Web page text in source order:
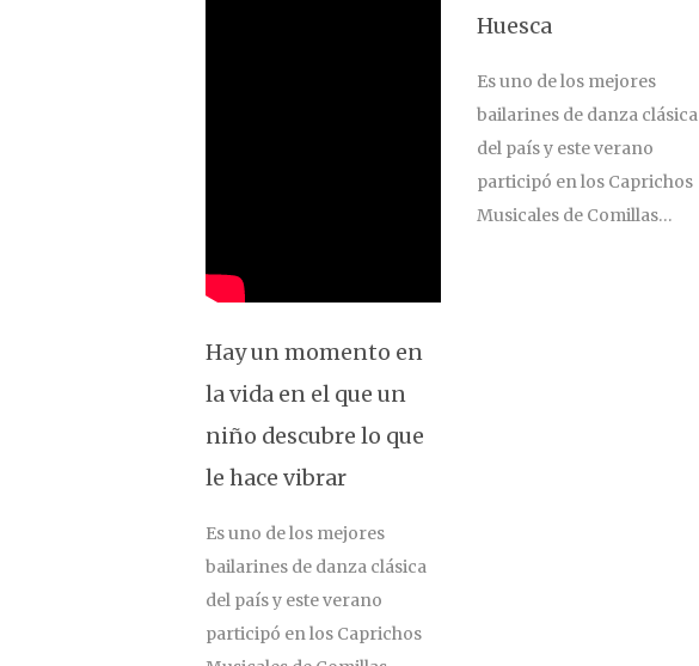
Hay un momento en
la vida en el que un
niño descubre lo que
le hace vibrar
Es uno de los mejores
bailarines de danza clásica
del país y este verano
participó en los Caprichos
Huesca
Es uno de los mejores
bailarines de danza clásica
del país y este verano
participó en los Caprichos
Musicales de Comillas…